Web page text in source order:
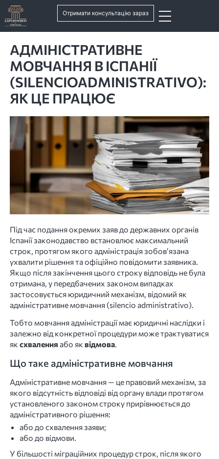
Отримати консультацію зараз
АДМІНІСТРАТИВНЕ
МОВЧАННЯ В ІСПАНІЇ
(SILENCIOADMINISTRATIVO):
ЯК ЦЕ ПРАЦЮЄ
Під час подання окремих заяв до державних органів
Іспанії законодавство встановлює максимальний
строк, протягом якого адміністрація зобов’язана
ухвалити рішення та офіційно повідомити заявника.
Якщо після закінчення цього строку відповідь не була
отримана, у передбачених законом випадках
застосовується юридичний механізм, відомий як
адміністративне мовчання (silencio administrativo).
Тобто мовчання адміністрації має юридичні наслідки і
залежно від конкретної процедури може трактуватися
як схвалення або як відмова.
Що таке адміністративне мовчання
Адміністративне мовчання — це правовий механізм, за
якого відсутність відповіді від органу влади протягом
установленого законом строку прирівнюється до
адміністративного рішення:
або до схвалення заяви;
або до відмови.
У більшості міграційних процедур строк, після якого